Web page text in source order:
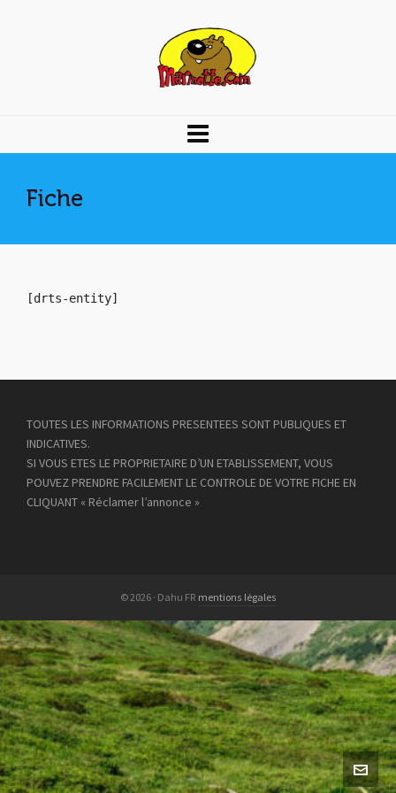
Fiche
[drts-entity]
TOUTES LES INFORMATIONS PRESENTEES SONT PUBLIQUES ET
INDICATIVES.
SI VOUS ETES LE PROPRIETAIRE D’UN ETABLISSEMENT, VOUS
POUVEZ PRENDRE FACILEMENT LE CONTROLE DE VOTRE FICHE EN
CLIQUANT « Réclamer l’annonce »
© 2026 · Dahu FR mentions légales